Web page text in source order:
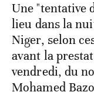
Une "tentative
lieu dans la
Niger, selon
avant la
vendredi, du
Mohamed